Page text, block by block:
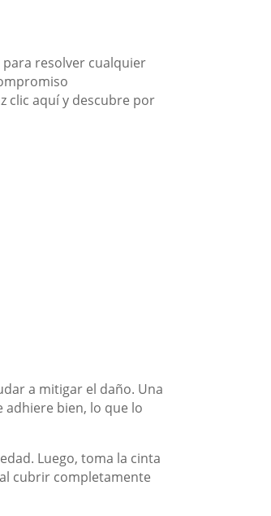
resolver cualquier
clic aquí y descubre por
a mitigar el daño. Una
adhiere bien, lo que lo
Luego, toma la cinta
cubrir completamente